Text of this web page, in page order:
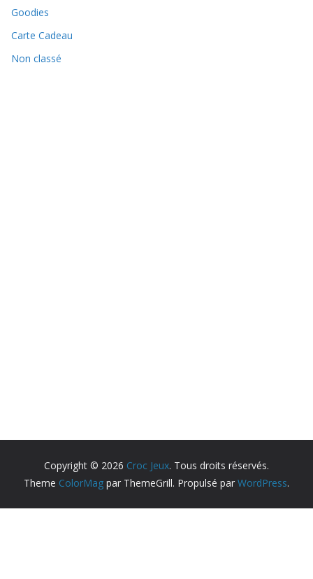
Goodies
Carte Cadeau
Non classé
Copyright © 2026 Croc Jeux. Tous droits réservés.
Theme ColorMag par ThemeGrill. Propulsé par WordPress.